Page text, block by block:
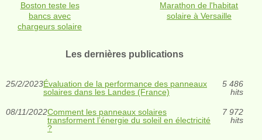
Boston teste les
bancs avec
chargeurs solaire
Marathon de l'habitat
solaire à Versaille
Les dernières publications
25/2/2023Évaluation de la performance des panneaux
solaires dans les Landes (France)
5 486
hits
08/11/2022Comment les panneaux solaires
transforment l’énergie du soleil en électricité
?
7 972
hits